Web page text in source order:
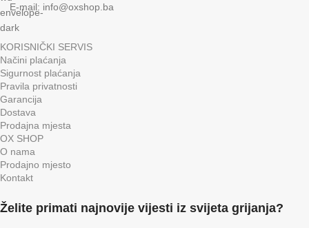
E-mail: info@oxshop.ba
KORISNIČKI SERVIS
Načini plaćanja
Sigurnost plaćanja
Pravila privatnosti
Garancija
Dostava
Prodajna mjesta
OX SHOP
O nama
Prodajno mjesto
Kontakt
Želite primati najnovije vijesti iz svijeta grijanja?